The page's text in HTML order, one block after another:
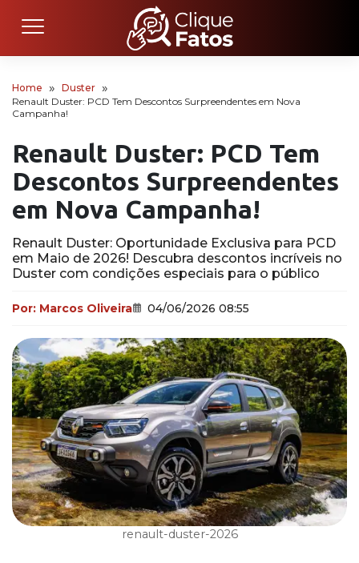
Home
Duster
Renault Duster: PCD Tem Descontos Surpreendentes em Nova
Campanha!
Renault Duster: PCD Tem
Descontos Surpreendentes
em Nova Campanha!
Renault Duster: Oportunidade Exclusiva para PCD
em Maio de 2026! Descubra descontos incríveis no
Duster com condições especiais para o público
Por: Marcos Oliveira 04/06/2026 08:55
renault-duster-2026